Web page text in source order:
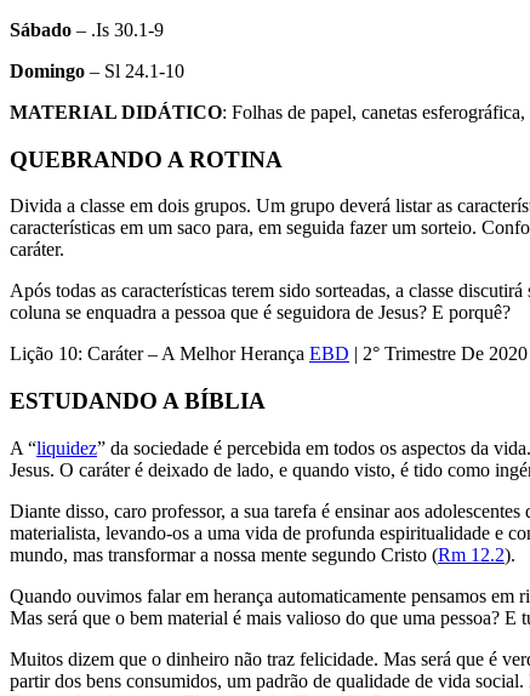
Sábado – .Is 30.1-9
Domingo – Sl 24.1-10
MATERIAL DIDÁTICO: Folhas de papel, canetas
QUEBRANDO A ROTINA
Divida a classe em dois grupos. Um grupo deverá listar as
características em um saco para, em seguida fazer um sorteio.
caráter.
Após todas as características terem sido sorteadas, a classe
coluna se enquadra a pessoa que é seguidora de Jesus? E porquê?
Lição 10: Caráter – A Melhor Herança EBD | 2° Trimestre De
ESTUDANDO A BÍBLIA
A “liquidez” da sociedade é percebida em todos os aspectos da
Jesus. O caráter é deixado de lado, e quando visto, é tido como
Diante disso, caro professor, a sua tarefa é ensinar aos
materialista, levando-os a uma vida de profunda espiritualidade e
mundo, mas transformar a nossa mente segundo Cristo (Rm 12.2).
Quando ouvimos falar em herança automaticamente pensamos
Mas será que o bem material é mais valioso do que uma pessoa? E
Muitos dizem que o dinheiro não traz felicidade. Mas será que é
partir dos bens consumidos, um padrão de qualidade de vida